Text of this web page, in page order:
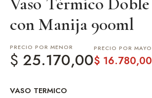
con Manija 900ml
PRECIO POR MENOR
$ 25.170,00
PRECIO POR
$ 16.780,00
VASO TERMICO